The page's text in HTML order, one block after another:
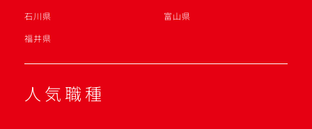
石川県
富山県
福井県
人気職種